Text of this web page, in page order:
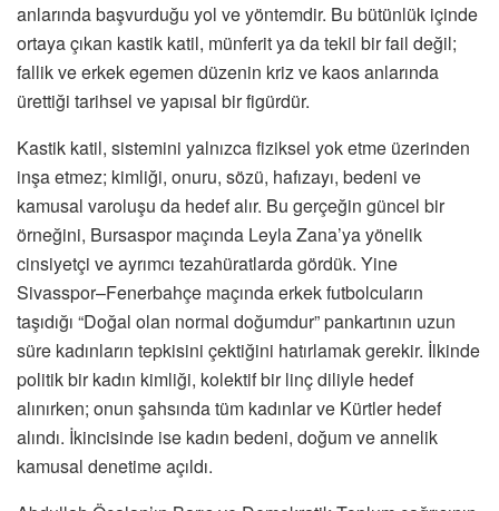
anlarında başvurduğu yol ve yöntemdir. Bu bütünlük içinde
ortaya çıkan kastik katil, münferit ya da tekil bir fail değil;
fallik ve erkek egemen düzenin kriz ve kaos anlarında
ürettiği tarihsel ve yapısal bir figürdür.
Kastik katil, sistemini yalnızca fiziksel yok etme üzerinden
inşa etmez; kimliği, onuru, sözü, hafızayı, bedeni ve
kamusal varoluşu da hedef alır. Bu gerçeğin güncel bir
örneğini, Bursaspor maçında Leyla Zana’ya yönelik
cinsiyetçi ve ayrımcı tezahüratlarda gördük. Yine
Sivasspor–Fenerbahçe maçında erkek futbolcuların
taşıdığı “Doğal olan normal doğumdur” pankartının uzun
süre kadınların tepkisini çektiğini hatırlamak gerekir. İlkinde
politik bir kadın kimliği, kolektif bir linç diliyle hedef
alınırken; onun şahsında tüm kadınlar ve Kürtler hedef
alındı. İkincisinde ise kadın bedeni, doğum ve annelik
kamusal denetime açıldı.